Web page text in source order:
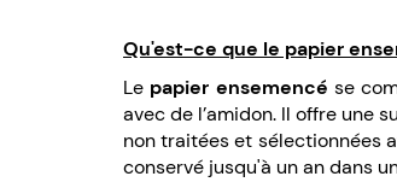
Qu'est-ce que le papier
Le papier ensemencé se
avec de l’amidon. Il offre une
non traitées et sélectionnées
conservé jusqu'à un an dans